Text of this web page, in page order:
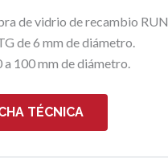
de vidrio de recambio
de 6 mm de diámetro.
100 mm de diámetro.
TÉCNICA